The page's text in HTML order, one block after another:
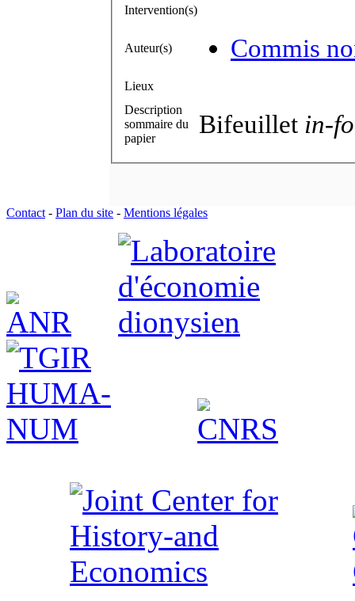
Intervention(s)
Auteur(s) Commis
Lieux
Description
sommaire du
papier
Bifeuillet in-
Contact - Plan du site - Mentions légales